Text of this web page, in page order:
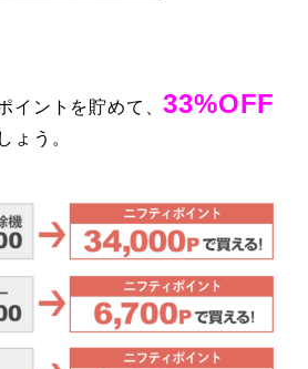
イントを貯めて、33%OFF
ょう。